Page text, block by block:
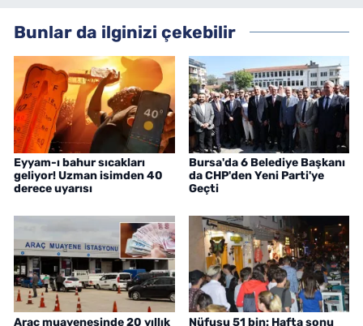
Bunlar da ilginizi çekebilir
Eyyam-ı bahur sıcakları
geliyor! Uzman isimden 40
derece uyarısı
Bursa'da 6 Belediye Başkanı
da CHP'den Yeni Parti'ye
Geçti
Araç muayenesinde 20 yıllık Nüfusu 51 bin: Hafta sonu